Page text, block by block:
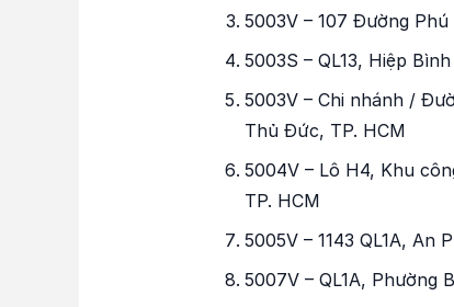
5003V – 107 Đường
5003S – QL13, Hiệp
5003V – Chi nhánh /
Thủ Đức, TP. HCM
5004V – Lô H4, Khu
TP. HCM
5005V – 1143 QL1A, An
5007V – QL1A, Phường